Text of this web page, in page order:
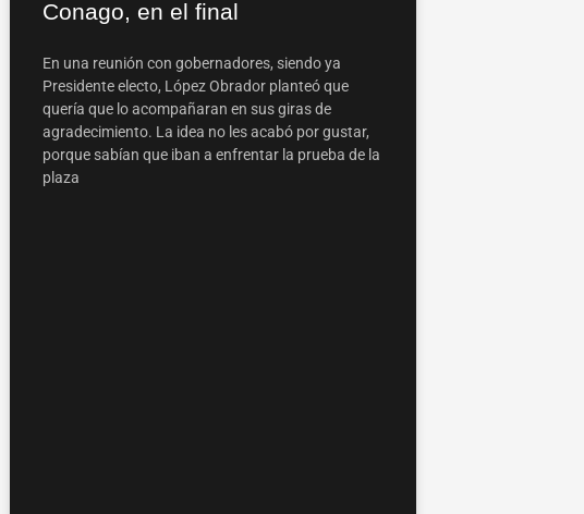
Conago, en el final
En una reunión con gobernadores, siendo ya
Presidente electo, López Obrador planteó que
quería que lo acompañaran en sus giras de
agradecimiento. La idea no les acabó por gustar,
porque sabían que iban a enfrentar la prueba de la
plaza